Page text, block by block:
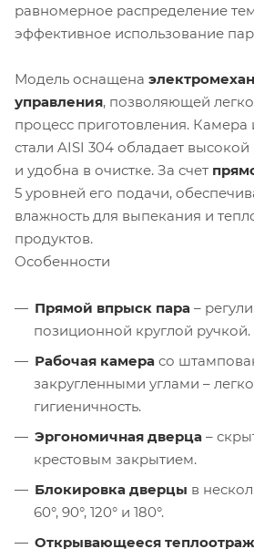
равномерное распределение
эффективное использование
Модель оснащена
управления, позволяющей
процесс приготовления.
стали AISI 304 обладает
и удобна в очистке. За счет
5 уровней его подачи,
влажность для выпекания и
продуктов.
Особенности
Прямой впрыск пара –
позиционной круглой ручкой.
Рабочая камера со
закругленными углами –
гигиеничность.
Эргономичная дверца –
крестовым закрытием.
Блокировка дверцы в
60°, 90°, 120° и 180°.
Открывающееся